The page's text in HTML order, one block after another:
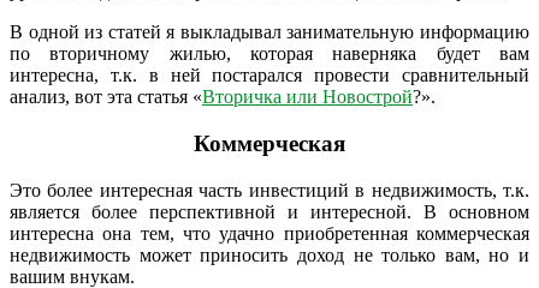
В одной из статей я выкладывал занимательную информацию
по вторичному жилью, которая наверняка будет вам
интересна, т.к. в ней постарался провести сравнительный
анализ, вот эта статья «Вторичка или Новострой?».
Коммерческая
Это более интересная часть инвестиций в недвижимость, т.к.
является более перспективной и интересной. В основном
интересна она тем, что удачно приобретенная коммерческая
недвижимость может приносить доход не только вам, но и
вашим внукам.